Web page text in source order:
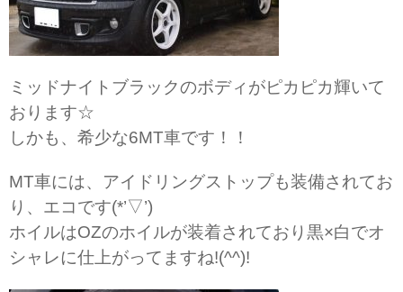
ミッドナイトブラックのボディがピカピカ輝いて
おります☆
しかも、希少な6MT車です！！
MT車には、アイドリングストップも装備されてお
り、エコです(*’▽’)
ホイルはOZのホイルが装着されており黒×白でオ
シャレに仕上がってますね!(^^)!